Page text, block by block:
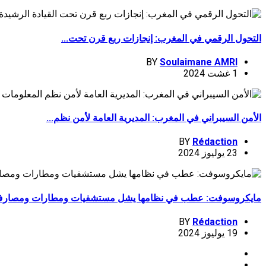
التحول الرقمي في المغرب: إنجازات ربع قرن تحت...
BY Soulaimane AMRI
1 غشت 2024
الأمن السيبراني في المغرب: المديرية العامة لأمن نظم...
BY Rédaction
23 يوليوز 2024
مايكروسوفت: عطب في نظامها يشل مستشفيات ومطارات
BY Rédaction
19 يوليوز 2024